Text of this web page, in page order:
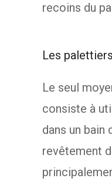
recoins du
Les
Le seul
consiste à
dans un
revêtement